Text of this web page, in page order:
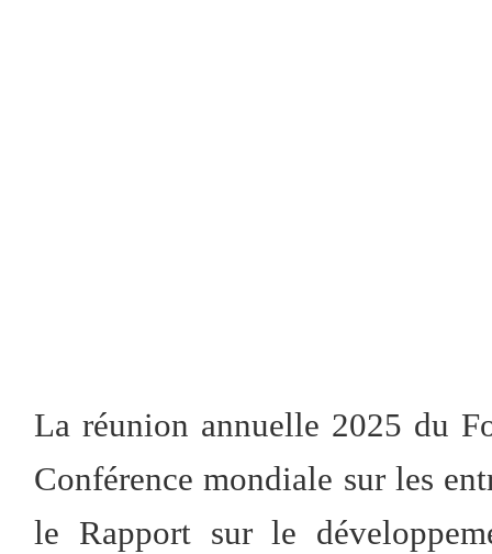
La réunion annuelle 2025 du
Conférence mondiale sur les
le Rapport sur le